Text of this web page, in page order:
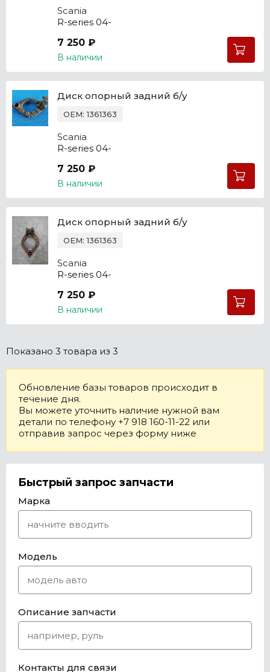
Scania
R-series 04-
7 250 ₽
В наличии
Диск опорный задний б/у
OEM: 1361363
Scania
R-series 04-
7 250 ₽
В наличии
Диск опорный задний б/у
OEM: 1361363
Scania
R-series 04-
7 250 ₽
В наличии
Показано 3 товара из 3
Обновление базы товаров происходит в
течение дня.
Вы можете уточнить наличие нужной вам
детали по телефону +7 918 160-11-22 или
отправив запрос через форму ниже
Быстрый запрос запчасти
Марка
Модель
Описание запчасти
Контакты для связи